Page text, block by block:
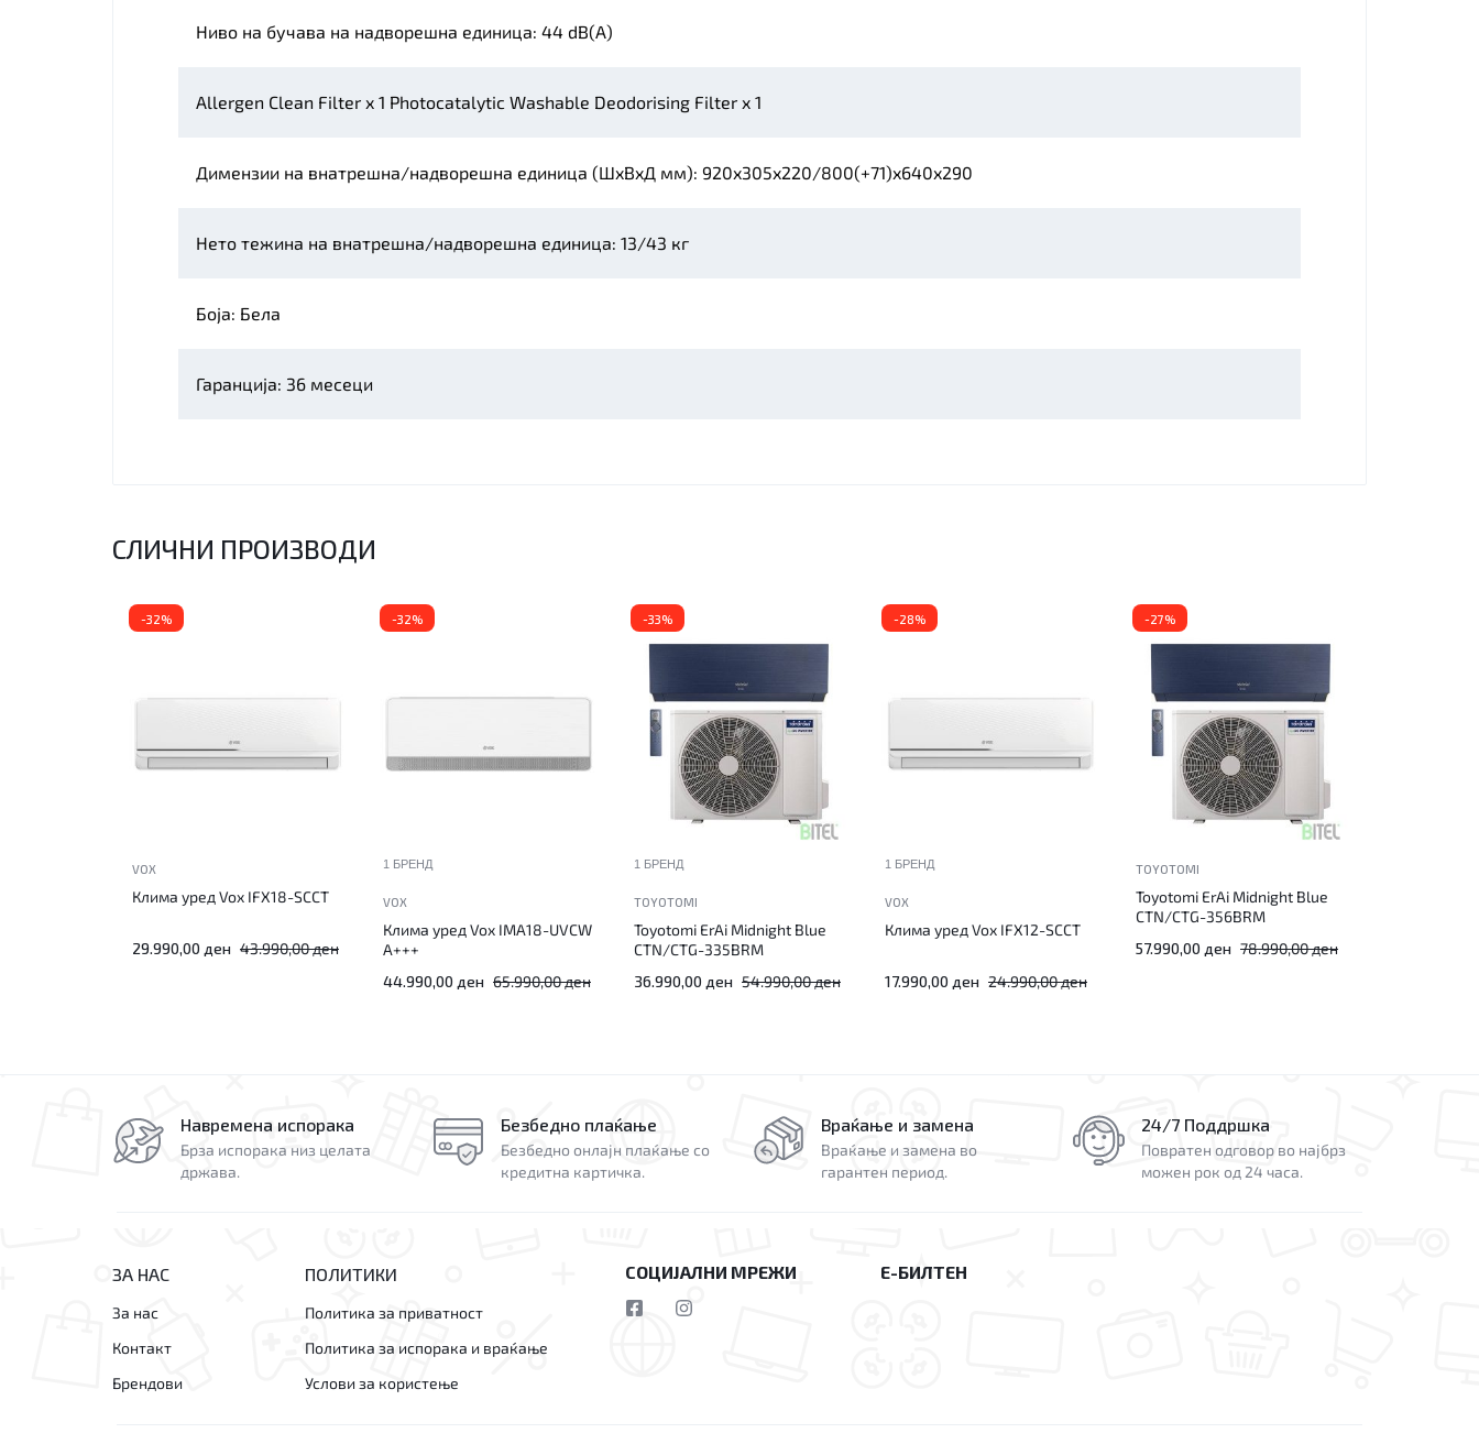
Ниво на бучава на надворешна единица: 44 dB(A)
Allergen Clean Filter x 1 Photocatalytic Washable Deodorising Filter x 1
Димензии на внатрешна/надворешна единица (ШxВxД мм): 920x305x220/800(+71)x640x290
Нето тежина на внатрешна/надворешна единица: 13/43 кг
Боја: Бела
Гаранција: 36 месеци
СЛИЧНИ ПРОИЗВОДИ
-32%
VOX
Клима уред Vox IFX18-SCCT
29.990,00 ден 43.990,00ден
-32%
1 БРЕНД
VOX
Клима уред Vox IMA18-UVCW
A+++
44.990,00 ден 65.990,00ден
-33%
1 БРЕНД
TOYOTOMI
Toyotomi ErAi Midnight Blue
CTN/CTG-335BRM
36.990,00 ден 54.990,00ден
-28%
1 БРЕНД
VOX
Клима уред Vox IFX12-SCCT
17.990,00 ден 24.990,00ден
-27%
TOYOTOMI
Toyotomi ErAi Midnight Blue
CTN/CTG-356BRM
57.990,00 ден 78.990,00ден
Навремена испорака
Брза испорака низ целата
држава.
Безбедно плаќање
Безбедно онлајн плаќање со
кредитна картичка.
Враќање и замена
Враќање и замена во
гарантен период.
24/7 Поддршка
Повратен одговор во најбрз
можен рок од 24 часа.
ЗА НАС
За нас
Контакт
Брендови
ПОЛИТИКИ
Политика за приватност
Политика за испорака и враќање
Услови за користење
СОЦИЈАЛНИ МРЕЖИ Е-БИЛТЕН